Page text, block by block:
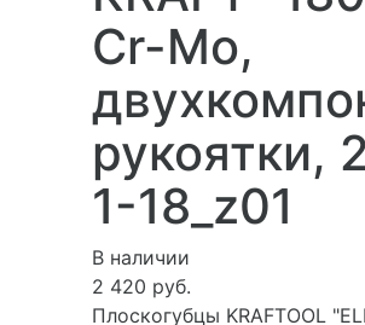
Cr-Mo,
рукоятки,
1-18_z01
В наличии
2 420 руб.
Плоскогубцы KRAFTOOL